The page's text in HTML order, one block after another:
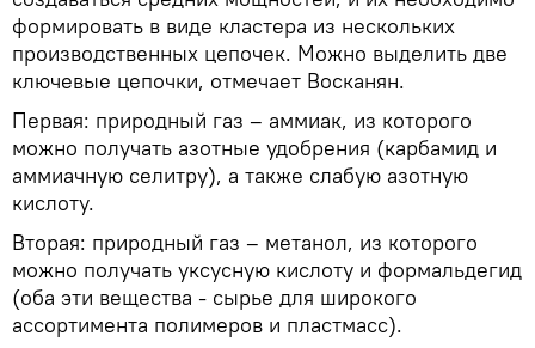
формировать в виде кластера из нескольких
производственных цепочек. Можно выделить две
ключевые цепочки, отмечает Восканян.
Первая: природный газ – аммиак, из которого
можно получать азотные удобрения (карбамид и
аммиачную селитру), а также слабую азотную
кислоту.
Вторая: природный газ – метанол, из которого
можно получать уксусную кислоту и формальдегид
(оба эти вещества - сырье для широкого
ассортимента полимеров и пластмасс).